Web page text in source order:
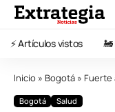
⚡️ Artículos vistos 🚂
Inicio » Bogotá » Fuerte
Bogotá Salud